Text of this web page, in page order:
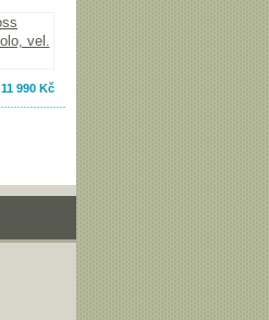
11 990 Kč